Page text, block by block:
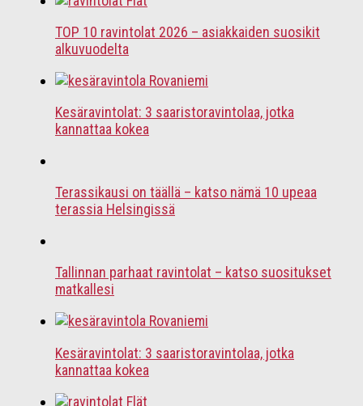
TOP 10 ravintolat 2026 – asiakkaiden suosikit
alkuvuodelta
Kesäravintolat: 3 saaristoravintolaa, jotka
kannattaa kokea
Terassikausi on täällä – katso nämä 10 upeaa
terassia Helsingissä
Tallinnan parhaat ravintolat – katso suositukset
matkallesi
Kesäravintolat: 3 saaristoravintolaa, jotka
kannattaa kokea